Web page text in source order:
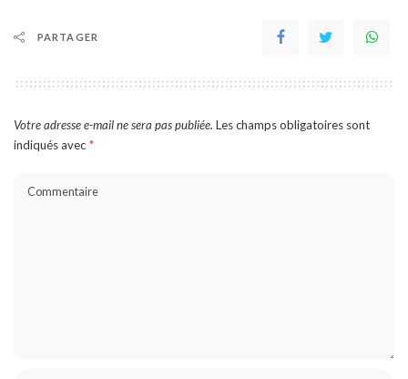
PARTAGER
Votre adresse e-mail ne sera pas publiée. Les champs obligatoires sont
indiqués avec *